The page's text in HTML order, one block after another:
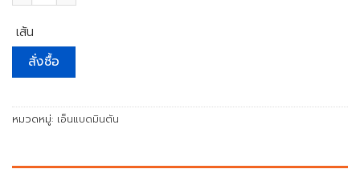
เส้น
สั่งซื้อ
หมวดหมู่: เอ็นแบดมินตัน